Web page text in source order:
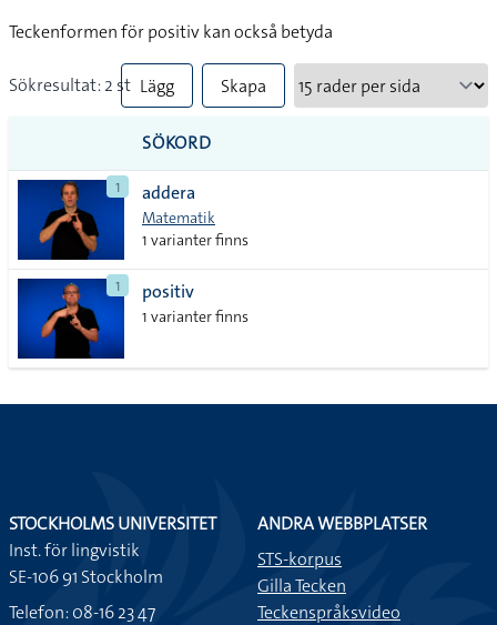
Teckenformen för positiv kan också betyda
Sökresultat: 2 st Lägg
till
alla i
lista
Skapa
SÖKORD
1 addera
Matematik
1 varianter finns
1 positiv
1 varianter finns
STOCKHOLMS UNIVERSITET
Inst. för lingvistik
SE-106 91 Stockholm
Telefon: 08-16 23 47
ANDRA WEBBPLATSER
STS-korpus
Gilla Tecken
Teckenspråksvideo